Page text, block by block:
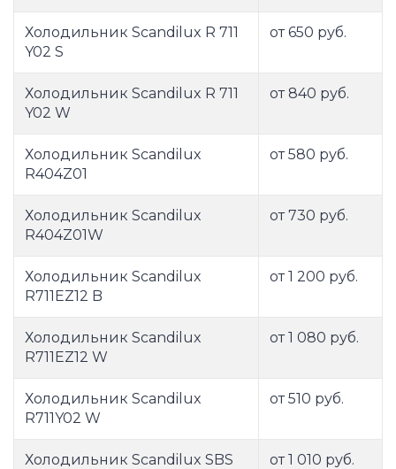
Холодильник Scandilux R 711
Y02 S
от 650 руб.
Холодильник Scandilux R 711
Y02 W
от 840 руб.
Холодильник Scandilux
R404Z01
от 580 руб.
Холодильник Scandilux
R404Z01W
от 730 руб.
Холодильник Scandilux
R711EZ12 B
от 1 200 руб.
Холодильник Scandilux
R711EZ12 W
от 1 080 руб.
Холодильник Scandilux
R711Y02 W
от 510 руб.
Холодильник Scandilux SBS
от 1 010 руб.